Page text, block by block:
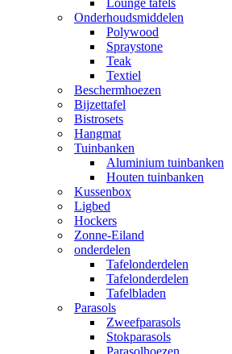
Lounge tafels
Onderhoudsmiddelen
Polywood
Spraystone
Teak
Textiel
Beschermhoezen
Bijzettafel
Bistrosets
Hangmat
Tuinbanken
Aluminium tuinbanken
Houten tuinbanken
Kussenbox
Ligbed
Hockers
Zonne-Eiland
onderdelen
Tafelonderdelen
Tafelonderdelen
Tafelbladen
Parasols
Zweefparasols
Stokparasols
Parasolhoezen